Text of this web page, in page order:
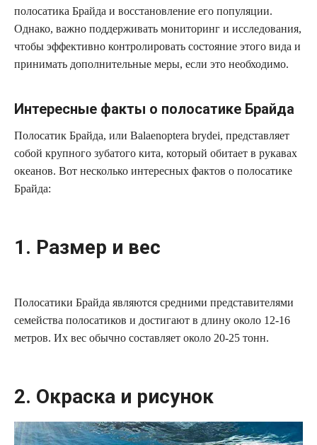
полосатика Брайда и восстановление его популяции.
Однако, важно поддерживать мониторинг и исследования,
чтобы эффективно контролировать состояние этого вида и
принимать дополнительные меры, если это необходимо.
Интересные факты о полосатике Брайда
Полосатик Брайда, или Balaenoptera brydei, представляет
собой крупного зубатого кита, который обитает в рукавах
океанов. Вот несколько интересных фактов о полосатике
Брайда:
1. Размер и вес
Полосатики Брайда являются средними представителями
семейства полосатиков и достигают в длину около 12-16
метров. Их вес обычно составляет около 20-25 тонн.
2. Окраска и рисунок